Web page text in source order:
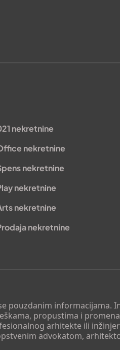
pouzdanim informacijama.
propustima i
arhitekte ili
advokatom,
nekretnine
nekretnine
nekretnine
nekretnine
nekretnine
nekretnine